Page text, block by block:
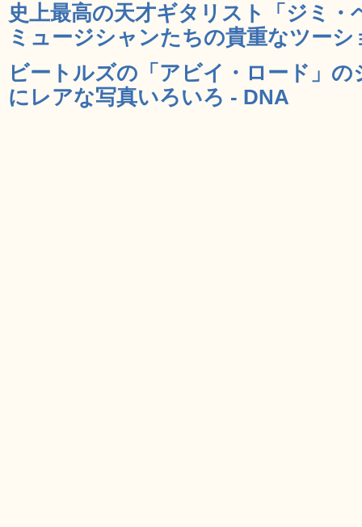
史上最高の天才ギタリスト「ジミ
ミュージシャンたちの貴重なツー
ビートルズの「アビイ・ロード」
にレアな写真いろいろ - DNA